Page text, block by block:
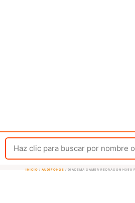
INICIO / AUDÍFONOS / DIADEMA GAMER REDRAGON H350